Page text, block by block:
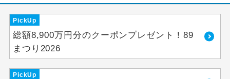
PickUp
総額8,900万円分のクーポンプレゼント！89
まつり2026
PickUp